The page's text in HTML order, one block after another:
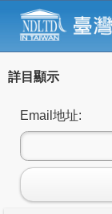
詳目顯示
Email地址: